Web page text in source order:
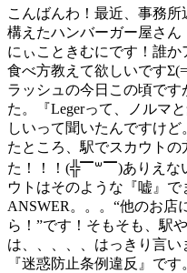
こんばんわ！最近、事務
構えたハンバーガー屋さ
にぃこときむにです！誰
食べ方教えて欲しいです
ラッシュの今日この頃で
た。『Legerって、ノルマ
しいって聞いたんですけ
たところ、駅でスカウト
た！！！(╬▔꒳​▔)ありえな
ウトはそのような『嘘』で
ANSWER。。。“他のお店
ら！”です！そもそも、駅
は、、、、、はっきり言い
『迷惑防止条例違反』で